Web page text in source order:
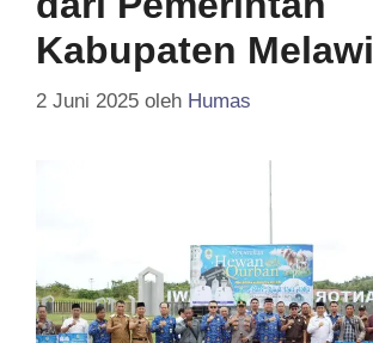
Kabupaten Melawi
2 Juni 2025 oleh Humas